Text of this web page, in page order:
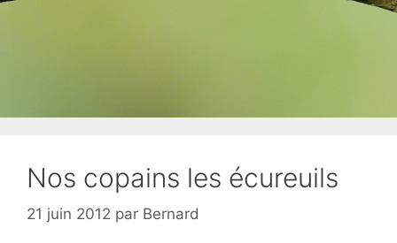
Nos copains les écureuils
21 juin 2012 par Bernard